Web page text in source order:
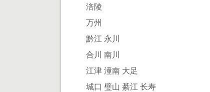
涪陵
万州
黔江 永川
合川 南川
江津 潼南 大足
城口 璧山 綦江 长寿